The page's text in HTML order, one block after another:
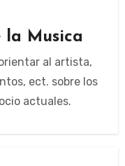
la Musica
al artista,
ect. sobre los
actuales.